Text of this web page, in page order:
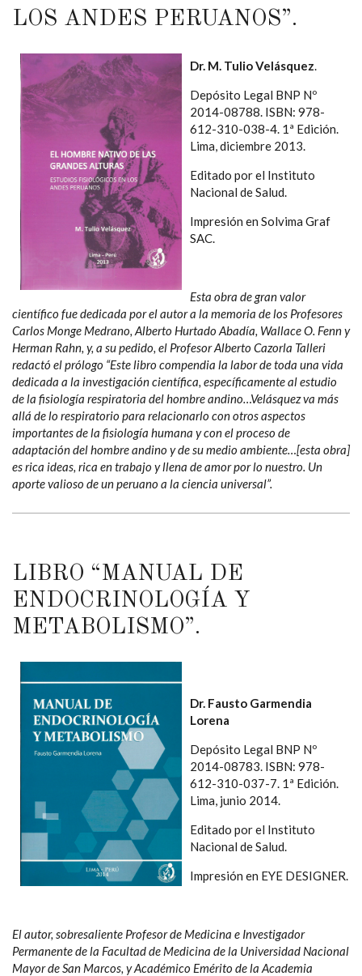
LOS ANDES PERUANOS”.
Dr. M. Tulio Velásquez
Depósito Legal BNP Nº
2014-08788. ISBN: 978-
612-310-038-4. 1ª Edición.
Lima, diciembre 2013.
Editado por el Instituto
Nacional de Salud.
Impresión en Solvima Graf
SAC.
Esta obra de gran valor
científico fue dedicada por el autor a la memoria de los Profesores
Carlos Monge Medrano, Alberto Hurtado Abadía, Wallace O. Fenn y
Herman Rahn, y, a su pedido, el Profesor Alberto Cazorla Talleri
redactó el prólogo “Este libro compendia la labor de toda una vida
dedicada a la investigación científica, específicamente al estudio
de la fisiología respiratoria del hombre andino…Velásquez va más
allá de lo respiratorio para relacionarlo con otros aspectos
importantes de la fisiología humana y con el proceso de
adaptación del hombre andino y de su medio ambiente…[esta obra]
es rica ideas, rica en trabajo y llena de amor por lo nuestro. Un
aporte valioso de un peruano a la ciencia universal”.
LIBRO “MANUAL DE
ENDOCRINOLOGÍA Y
METABOLISMO”.
Dr. Fausto Garmendia
Lorena
Depósito Legal BNP Nº
2014-08783. ISBN: 978-
612-310-037-7. 1ª Edición.
Lima, junio 2014.
Editado por el Instituto
Nacional de Salud.
Impresión en EYE DESIGNER.
El autor, sobresaliente Profesor de Medicina e Investigador
Permanente de la Facultad de Medicina de la Universidad Nacional
Mayor de San Marcos, y Académico Emérito de la Academia